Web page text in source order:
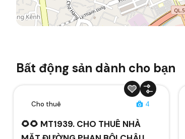
Bất động sản dành cho bạn
Cho thuê 4
🌻🌻 MT1939. CHO THUÊ NHÀ